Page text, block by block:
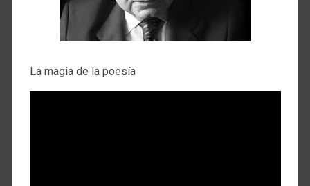
La magia de la poesía